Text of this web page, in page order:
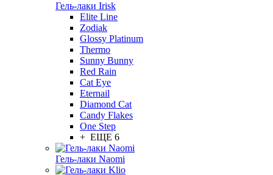
Гель-лаки Irisk
Elite Line
Zodiak
Glossy Platinum
Thermo
Sunny Bunny
Red Rain
Cat Eye
Eternail
Diamond Cat
Candy Flakes
One Step
+ ЕЩЕ 6
Гель-лаки Naomi